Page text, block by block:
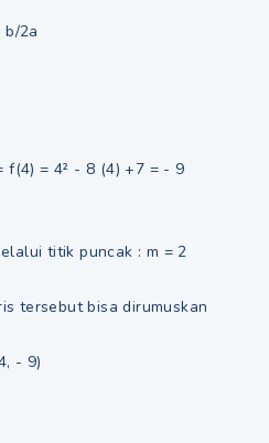
2a
f(4) = 4² - 8 (4) +7 = - 9
titik puncak : m = 2
tersebut bisa dirumuskan
- 9)